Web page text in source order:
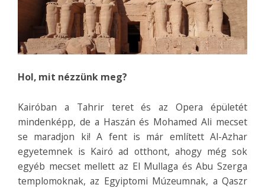
Hol, mit nézzünk meg?
Kairóban a Tahrir teret és az Opera épületét
mindenképp, de a Haszán és Mohamed Ali mecset
se maradjon ki! A fent is már említett Al-Azhar
egyetemnek is Kairó ad otthont, ahogy még sok
egyéb mecset mellett az El Mullaga és Abu Szerga
templomoknak, az Egyiptomi Múzeumnak, a Qaszr